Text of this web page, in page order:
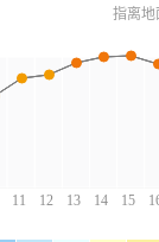
11 12 13 14 15
指离地